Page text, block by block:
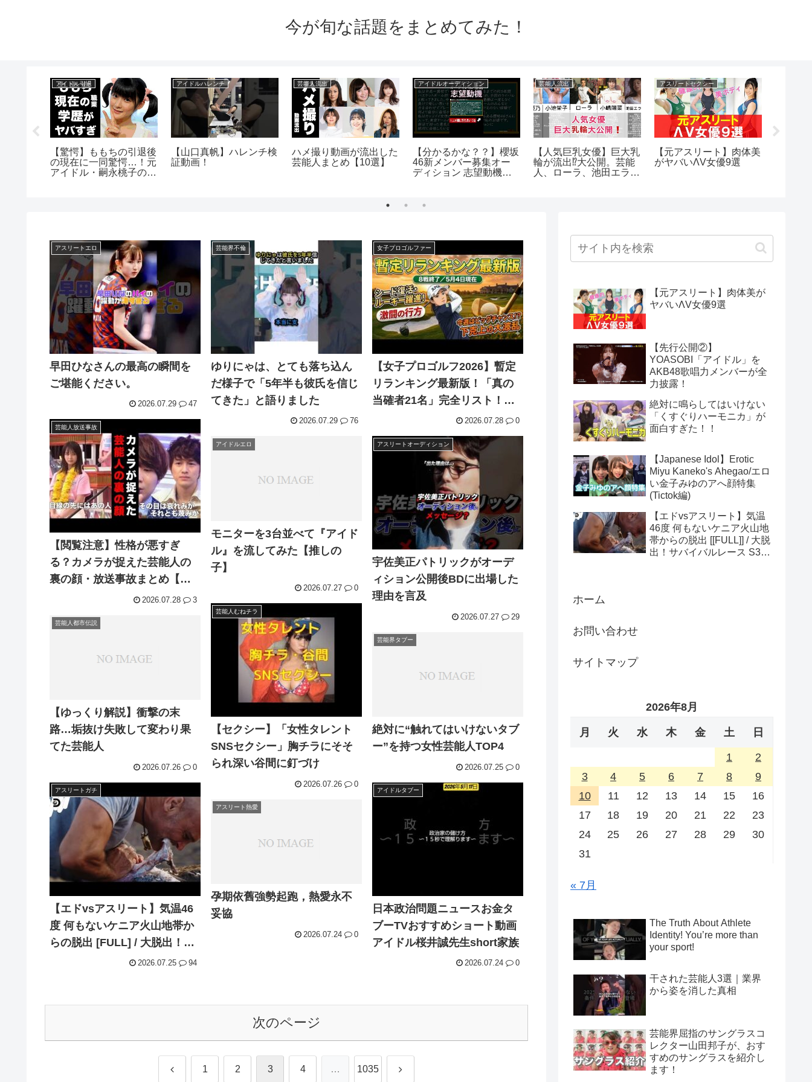
今が旬な話題をまとめてみた！
アイドル引退
【驚愕】ももちの引退後
の現在に一同驚愕…！元
アイドル・嗣永桃子のま
アイドルハレンチ
【山口真帆】ハレンチ検
証動画！
芸能人流出
ハメ撮り動画が流出した
芸能人まとめ【10選】
アイドルオーディション
【分かるかな？？】櫻坂
46新メンバー募集オー
ディション 志望動機の
芸能人流出
【人気巨乳女優】巨大乳
輪が流出⁉️大公開。芸能
人、ローラ、池田エライ
アスリートセクシー
【元アスリート】肉体美
がヤバいΛV女優9選
アスリートエロ
早田ひなさんの最高の瞬間を
ご堪能ください。
2026.07.29 47
芸能界不倫
ゆりにゃは、とても落ち込ん
だ様子で「5年半も彼氏を信じ
てきた」と語りました
2026.07.29 76
女子プロゴルファー
【女子プロゴルフ2026】暫定
リランキング最新版！「真の
当確者21名」完全リスト！中
盤戦へのサバイバル＆一発逆
転のシナリオ
2026.07.28 0
芸能人放送事故
【閲覧注意】性格が悪すぎ
る？カメラが捉えた芸能人の
裏の顔・放送事故まとめ【浦
野モモ/永野芽郁/吉高由里
2026.07.28 3
アイドルエロ
モニターを3台並べて『アイド
ル』を流してみた【推しの
子】
2026.07.27 0
アスリートオーディション
宇佐美正パトリックがオーデ
ィション公開後BDに出場した
理由を言及
2026.07.27 29
芸能人むねチラ
【セクシー】「女性タレント
SNSセクシー」胸チラにそそ
られ深い谷間に釘づけ
2026.07.26 0
芸能人都市伝説
【ゆっくり解説】衝撃の末
路…垢抜け失敗して変わり果
てた芸能人
2026.07.26 0
芸能界タブー
絶対に“触れてはいけないタブ
2026.07.25 0
アスリートガチ
【エドvsアスリート】気温46
度 何もないケニア火山地帯か
らの脱出 [FULL] / 大脱出！サ
バイバルレース S3 (ディスカ
2026.07.25 94
アイドルタブー
日本政治問題ニュースお金タ
ブーTVおすすめショート動画
アイドル桜井誠先生short家族
2026.07.24 0
アスリート熱愛
孕期依舊強勢起跑，熱愛永不
妥協
2026.07.24 0
次のページ
前 1 2 3 4 … 1035 次
【元アスリート】肉体美が
ヤバいΛV女優9選
【先行公開②】
YOASOBI「アイドル」を
AKB48歌唱力メンバーが全
力披露！
絶対に鳴らしてはいけない
「くすぐりハーモニカ」が
面白すぎた！！
【Japanese Idol】Erotic
Miyu Kaneko's Ahegao/エロ
い金子みゆのアへ顔特集
(Tictok編)
【エドvsアスリート】気温
46度 何もないケニア火山地
帯からの脱出 [[FULL]] / 大脱
出！サバイバルレース S3
ホーム
お問い合わせ
サイトマップ
2026年8月
月 火 水 木 金 土 日
1
2
3
4 5 6 7 8
9
10
11 12 13 14 15
16
17
18 19 20 21 22
23
24
25 26 27 28 29
30
31
« 7月
The Truth About Athlete
Identity! You’re more than
your sport!
干された芸能人3選｜業界
から姿を消した真相
芸能界屈指のサングラスコ
レクター山田邦子が、おす
すめのサングラスを紹介し
ます！